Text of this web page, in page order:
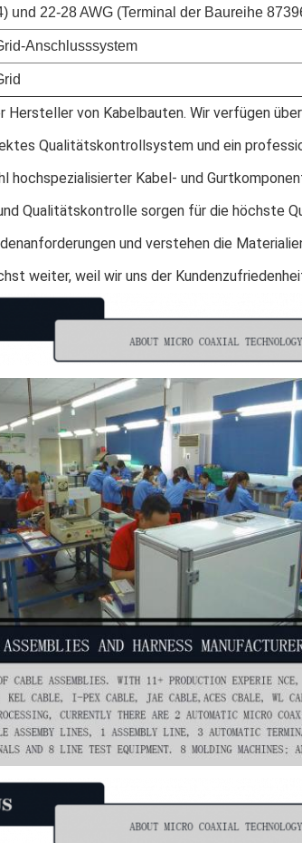
und 22-28 AWG (Terminal der Baureihe
Anschlusssystem
Hersteller von Kabelbauten. Wir verfügen
Qualitätskontrollsystem und ein
hochspezialisierter Kabel- und
Qualitätskontrolle sorgen für die höchste
und verstehen die
weiter, weil wir uns der